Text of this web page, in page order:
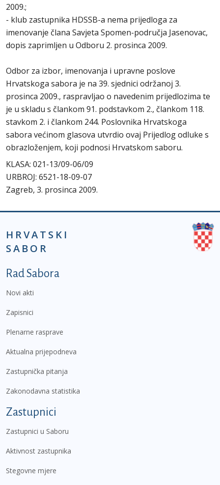
2009.;
- klub zastupnika HDSSB-a nema prijedloga za
imenovanje člana Savjeta Spomen-područja Jasenovac,
dopis zaprimljen u Odboru 2. prosinca 2009.
Odbor za izbor, imenovanja i upravne poslove
Hrvatskoga sabora je na 39. sjednici održanoj 3.
prosinca 2009., raspravljao o navedenim prijedlozima te
je u skladu s člankom 91. podstavkom 2., člankom 118.
stavkom 2. i člankom 244. Poslovnika Hrvatskoga
sabora većinom glasova utvrdio ovaj Prijedlog odluke s
obrazloženjem, koji podnosi Hrvatskom saboru.
KLASA: 021-13/09-06/09
URBROJ: 6521-18-09-07
Zagreb, 3. prosinca 2009.
HRVATSKI
SABOR
Podnožje prvi izbornik
Rad Sabora
Novi akti
Zapisnici
Plenarne rasprave
Aktualna prijepodneva
Zastupnička pitanja
Zakonodavna statistika
Zastupnici
Zastupnici u Saboru
Aktivnost zastupnika
Stegovne mjere